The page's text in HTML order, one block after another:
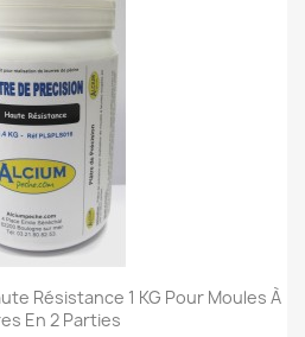
Résistance 1 KG Pour Moules À
En 2 Parties